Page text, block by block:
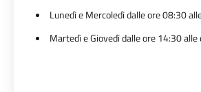
Lunedì e Mercoledì dalle ore 08:30
Martedì e Giovedì dalle ore 14:30